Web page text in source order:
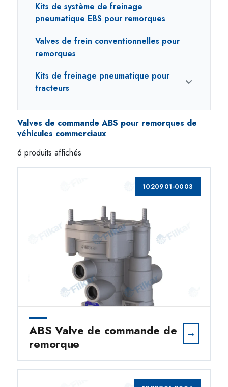
Kits de système de freinage
pneumatique EBS pour remorques
Valves de frein conventionnelles pour
remorques
Kits de freinage pneumatique pour
tracteurs
Valves de commande ABS pour remorques de
véhicules commerciaux
6 produits affichés
1020901-0003
ABS Valve de commande de
remorque
→